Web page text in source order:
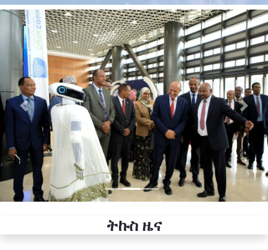
Previous Next
ትኩስ ዜና